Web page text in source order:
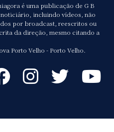
é uma publicação de G B
noticiário, incluindo vídeos, não
por broadcast, reescritos ou
da direção, mesmo citando a
Porto Velho - Porto Velho.